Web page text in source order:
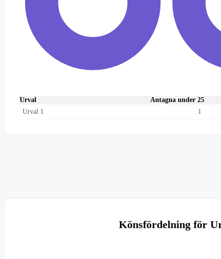
Urval Antagna under 25
Urval 1
1
Könsfördelning för